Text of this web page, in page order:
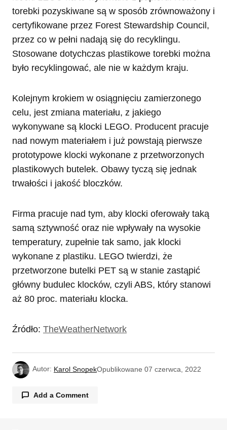
torebki pozyskiwane są w sposób zrównoważony i
certyfikowane przez Forest Stewardship Council,
przez co w pełni nadają się do recyklingu.
Stosowane dotychczas plastikowe torebki można
było recyklingować, ale nie w każdym kraju.
Kolejnym krokiem w osiągnięciu zamierzonego
celu, jest zmiana materiału, z jakiego
wykonywane są klocki LEGO. Producent pracuje
nad nowym materiałem i już powstają pierwsze
prototypowe klocki wykonane z przetworzonych
plastikowych butelek. Obawy tyczą się jednak
trwałości i jakość bloczków.
Firma pracuje nad tym, aby klocki oferowały taką
samą sztywność oraz nie wpływały na wysokie
temperatury, zupełnie tak samo, jak klocki
wykonane z plastiku. LEGO twierdzi, że
przetworzone butelki PET są w stanie zastąpić
główny budulec klocków, czyli ABS, który stanowi
aż 80 proc. materiału klocka.
Źródło: TheWeatherNetwork
Autor: Karol SnopekOpublikowane 07 czerwca, 2022
Add a Comment